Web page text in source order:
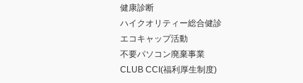
健康診断
ハイクオリティー総合健診
エコキャップ活動
不要パソコン廃棄事業
CLUB CCI(福利厚生制度)